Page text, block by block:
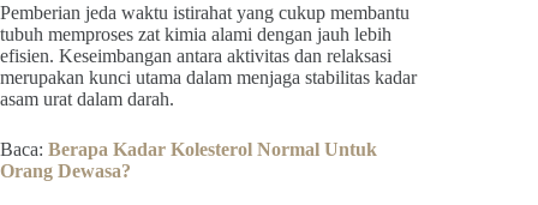
Pemberian jeda waktu istirahat yang cukup membantu
tubuh memproses zat kimia alami dengan jauh lebih
efisien. Keseimbangan antara aktivitas dan relaksasi
merupakan kunci utama dalam menjaga stabilitas kadar
asam urat dalam darah.
Baca: Berapa Kadar Kolesterol Normal Untuk
Orang Dewasa?